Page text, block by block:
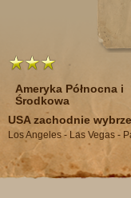
Ameryka Północna i
Środkowa
USA zachodnie
Los Angeles - Las Vegas -